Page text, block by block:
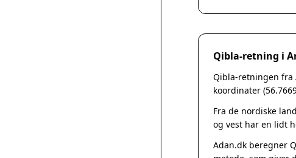
Qibla-retning i
Qibla-retningen fra
koordinater
Fra de nordiske
og vest har en lidt
Adan.dk beregner